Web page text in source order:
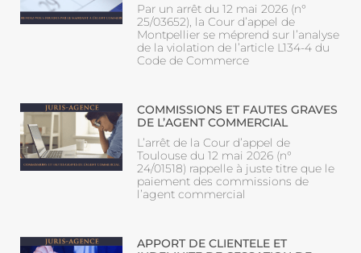
Par un arrêt du 12 mai 2026 (n°
25/03652), la Cour d’appel de
Montpellier se méprend sur l’analyse
de la violation de l’article L134-4 du
Code de Commerce
COMMISSIONS ET FAUTES GRAVES
DE L’AGENT COMMERCIAL
L’arrêt de la Cour d’appel de
Toulouse du 12 mai 2026 (n°
24/01518) rappelle à juste titre que le
paiement des commissions de
l’agent commercial
APPORT DE CLIENTELE ET